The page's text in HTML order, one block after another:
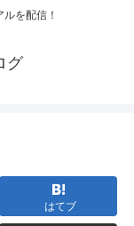
を配信！
グ
はてブ